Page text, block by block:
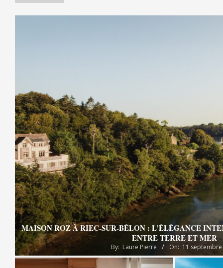
MAISON ROZ À RIEC-SUR-BÉLON : L’ÉLÉGANCE
ENTRE TERRE ET MER
By: Laure Pierre On: 11 septembre